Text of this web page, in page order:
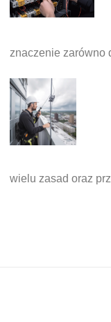
znaczenie zarówno
wielu zasad oraz